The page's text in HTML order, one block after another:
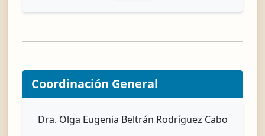
Coordinación General
Dra. Olga Eugenia Beltrán Rodríguez Cabo